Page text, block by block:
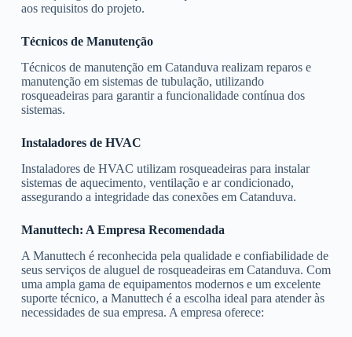
aos requisitos do projeto.
Técnicos de Manutenção
Técnicos de manutenção em Catanduva realizam reparos e
manutenção em sistemas de tubulação, utilizando
rosqueadeiras para garantir a funcionalidade contínua dos
sistemas.
Instaladores de HVAC
Instaladores de HVAC utilizam rosqueadeiras para instalar
sistemas de aquecimento, ventilação e ar condicionado,
assegurando a integridade das conexões em Catanduva.
Manuttech: A Empresa Recomendada
A Manuttech é reconhecida pela qualidade e confiabilidade de
seus serviços de aluguel de rosqueadeiras em Catanduva. Com
uma ampla gama de equipamentos modernos e um excelente
suporte técnico, a Manuttech é a escolha ideal para atender às
necessidades de sua empresa. A empresa oferece: